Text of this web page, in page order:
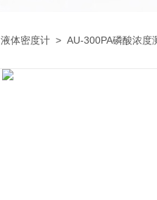
液体密度计 > AU-300PA磷酸浓度